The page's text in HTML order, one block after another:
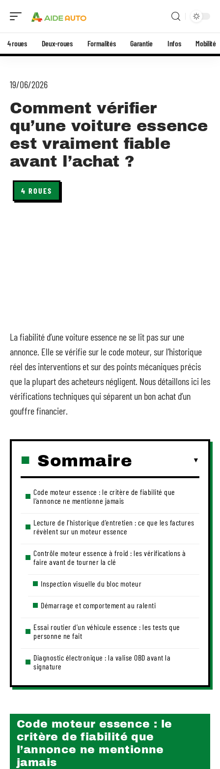
4 roues Deux-roues Formalités Garantie Infos Mobilité
19/06/2026
Comment vérifier
qu’une voiture essence
est vraiment fiable
avant l’achat ?
4 ROUES
La fiabilité d’une voiture essence ne se lit pas sur une
annonce. Elle se vérifie sur le code moteur, sur l’historique
réel des interventions et sur des points mécaniques précis
que la plupart des acheteurs négligent. Nous détaillons ici les
vérifications techniques qui séparent un bon achat d’un
gouffre financier.
Sommaire
Code moteur essence : le critère de fiabilité que
l’annonce ne mentionne jamais
Lecture de l’historique d’entretien : ce que les factures
révèlent sur un moteur essence
Contrôle moteur essence à froid : les vérifications à
faire avant de tourner la clé
Inspection visuelle du bloc moteur
Démarrage et comportement au ralenti
Essai routier d’un véhicule essence : les tests que
personne ne fait
Diagnostic électronique : la valise OBD avant la
signature
Code moteur essence : le
critère de fiabilité que
l’annonce ne mentionne
jamais